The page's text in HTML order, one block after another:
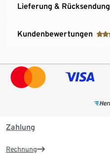
Lieferung & Rücksendung
Kundenbewertungen
Zahlung
Rechnung